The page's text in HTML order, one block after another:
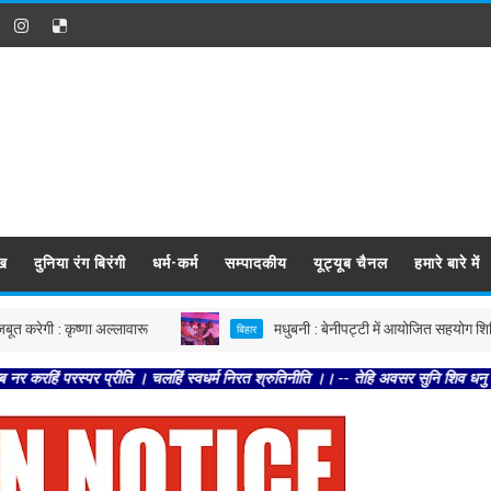
दुनिया रंग बिरंगी धर्म-कर्म सम्पादकीय यूट्यूब चैनल हमारे बारे में
अल्लावारू बिहार मधुबनी : बेनीपट्टी में आयोजित सहयोग शिविर में
। चलहिं स्वधर्म निरत श्रुतिनीति ।। -- तेहि अवसर सुनि शिव धनु भंगा ।